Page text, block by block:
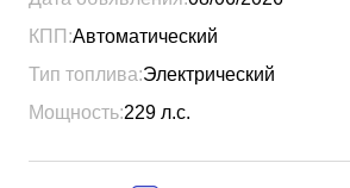
КПП:Автоматический
Тип топлива:Электрический
Мощность:229 л.с.